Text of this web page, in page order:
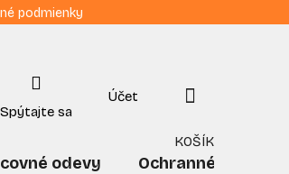
podmienky
NÁKUPNÝ
KOŠÍK
odevy Ochranné